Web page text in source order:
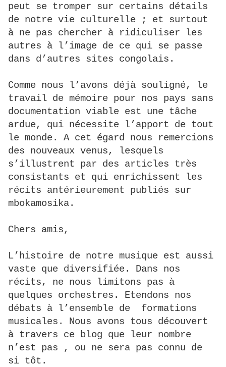
peut se tromper sur certains détails
de notre vie culturelle ; et surtout
à ne pas chercher à ridiculiser les
autres à l’image de ce qui se passe
dans d’autres sites congolais.
Comme nous l’avons déjà souligné, le
travail de mémoire pour nos pays sans
documentation viable est une tâche
ardue, qui nécessite l’apport de tout
le monde. A cet égard nous remercions
des nouveaux venus, lesquels
s’illustrent par des articles très
consistants et qui enrichissent les
récits antérieurement publiés sur
mbokamosika.
Chers amis,
L’histoire de notre musique est aussi
vaste que diversifiée. Dans nos
récits, ne nous limitons pas à
quelques orchestres. Etendons nos
débats à l’ensemble de formations
musicales. Nous avons tous découvert
à travers ce blog que leur nombre
n’est pas , ou ne sera pas connu de
si tôt.